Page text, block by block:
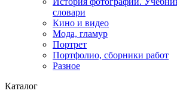
словари
Кино и видео
Мода, гламур
Портрет
Портфолио, сборники работ
Разное
Каталог